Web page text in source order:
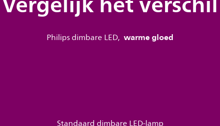
Philips dimbare LED, warme gloed